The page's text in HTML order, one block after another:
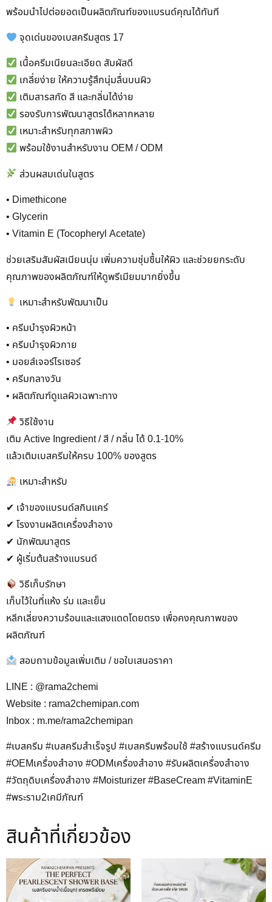
พร้อมนำไปต่อยอดเป็นผลิตภัณฑ์ของแบรนด์คุณได้ทันที
จุดเด่นของเบสครีมสูตร 17
เนื้อครีมเนียนละเอียด สัมผัสดี
เกลี่ยง่าย ให้ความรู้สึกนุ่มลื่นบนผิว
เติมสารสกัด สี และกลิ่นได้ง่าย
รองรับการพัฒนาสูตรได้หลากหลาย
เหมาะสำหรับทุกสภาพผิว
พร้อมใช้งานสำหรับงาน OEM / ODM
ส่วนผสมเด่นในสูตร
• Dimethicone
• Glycerin
• Vitamin E (Tocopheryl Acetate)
ช่วยเสริมสัมผัสเนียนนุ่ม เพิ่มความชุ่มชื้นให้ผิว และช่วยยกระดับ
คุณภาพของผลิตภัณฑ์ให้ดูพรีเมียมมากยิ่งขึ้น
เหมาะสำหรับพัฒนาเป็น
• ครีมบำรุงผิวหน้า
• ครีมบำรุงผิวกาย
• มอยส์เจอร์ไรเซอร์
• ครีมกลางวัน
• ผลิตภัณฑ์ดูแลผิวเฉพาะทาง
วิธีใช้งาน
เติม Active Ingredient / สี / กลิ่น ได้ 0.1-10%
แล้วเติมเบสครีมให้ครบ 100% ของสูตร
เหมาะสำหรับ
✔ เจ้าของแบรนด์สกินแคร์
✔ โรงงานผลิตเครื่องสำอาง
✔ นักพัฒนาสูตร
✔ ผู้เริ่มต้นสร้างแบรนด์
วิธีเก็บรักษา
เก็บไว้ในที่แห้ง ร่ม และเย็น
หลีกเลี่ยงความร้อนและแสงแดดโดยตรง เพื่อคงคุณภาพของ
ผลิตภัณฑ์
สอบถามข้อมูลเพิ่มเติม / ขอใบเสนอราคา
LINE : @rama2chemi
Website : rama2chemipan.com
Inbox : m.me/rama2chemipan
#เบสครีม #เบสครีมสำเร็จรูป #เบสครีมพร้อมใช้ #สร้างแบรนด์ครีม
#OEMเครื่องสำอาง #ODMเครื่องสำอาง #รับผลิตเครื่องสำอาง
#วัตถุดิบเครื่องสำอาง #Moisturizer #BaseCream #VitaminE
#พระราม2เคมีภัณฑ์
สินค้าที่เกี่ยวข้อง